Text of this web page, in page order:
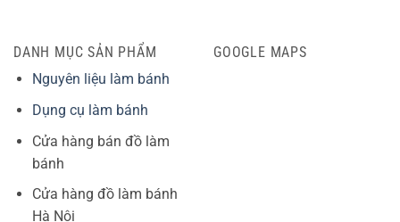
DANH MỤC SẢN PHẨM
Nguyên liệu làm bánh
Dụng cụ làm bánh
Cửa hàng bán đồ làm
bánh
Cửa hàng đồ làm bánh
Hà Nội
GOOGLE MAPS